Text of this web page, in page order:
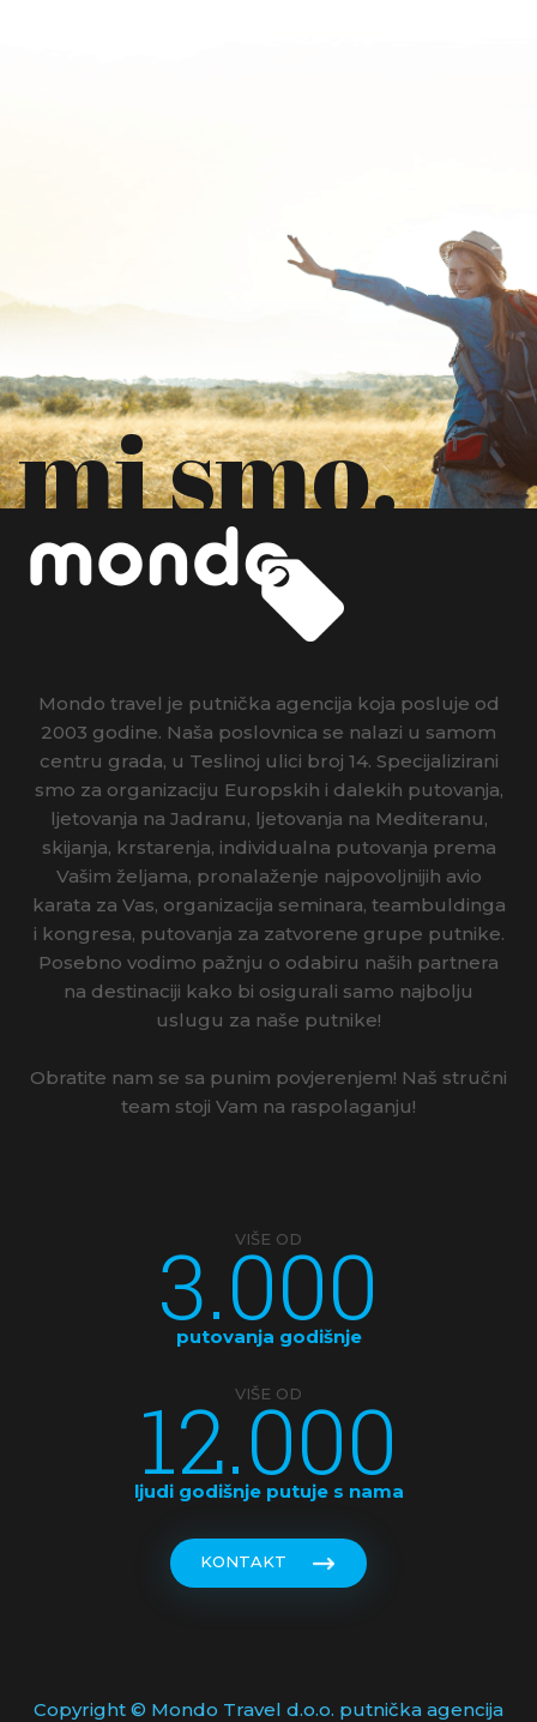
mi smo.
Mondo travel je putnička agencija koja posluje od
2003 godine. Naša poslovnica se nalazi u samom
centru grada, u Teslinoj ulici broj 14. Specijalizirani
smo za organizaciju Europskih i dalekih putovanja,
ljetovanja na Jadranu, ljetovanja na Mediteranu,
skijanja, krstarenja, individualna putovanja prema
Vašim željama, pronalaženje najpovoljnijih avio
karata za Vas, organizacija seminara, teambuldinga
i kongresa, putovanja za zatvorene grupe putnike.
Posebno vodimo pažnju o odabiru naših partnera
na destinaciji kako bi osigurali samo najbolju
uslugu za naše putnike!
Obratite nam se sa punim povjerenjem! Naš stručni
team stoji Vam na raspolaganju!
VIŠE OD
3.000
putovanja godišnje
VIŠE OD
12.000
ljudi godišnje putuje s nama
KONTAKT
Copyright © Mondo Travel d.o.o. putnička agencija